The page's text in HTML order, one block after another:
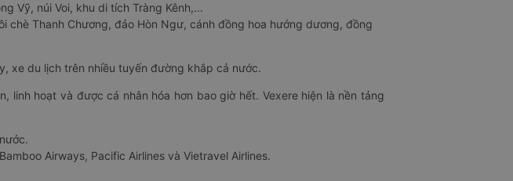
Vỹ, núi Voi, khu di tích Tràng Kênh,...
chè Thanh Chương, đảo Hòn Ngư, cánh đồng hoa hướng dương, đồng
xe du lịch trên nhiều tuyến đường khắp cả nước.
linh hoạt và được cá nhân hóa hơn bao giờ hết. Vexere hiện là nền tảng
Airways, Pacific Airlines và Vietravel Airlines.